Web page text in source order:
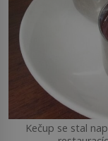
Kečup se stal